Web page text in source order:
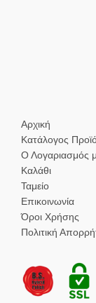
Αρχική
Κατάλογος
Ο Λογαριασμός
Καλάθι
Ταμείο
Επικοινωνία
Όροι Χρήσης
Πολιτική